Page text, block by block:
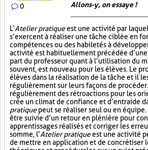
0 Allons-y, on essaye !
L’Atelier pratiqueest une activité par
s’exercent à réaliser une tâche ciblée en
compétences ou des habiletés à
activité est habituellement précédée
part du professeur quant à l’utilisation du
souvent, est nouveau pour les élèves. Le
élèves dans la réalisation de la tâche et il
régulièrement sur leurs façons de
régulièrement des rétroactions pour les
crée un climat de confiance et d’entraide
pratiquepeut se réaliser seul ou en
être suivie d’un retour en plénière pour
apprentissages réalisés et corriger les
somme, l’Atelier pratiqueest une activité
de mettre en application et de concrétiser